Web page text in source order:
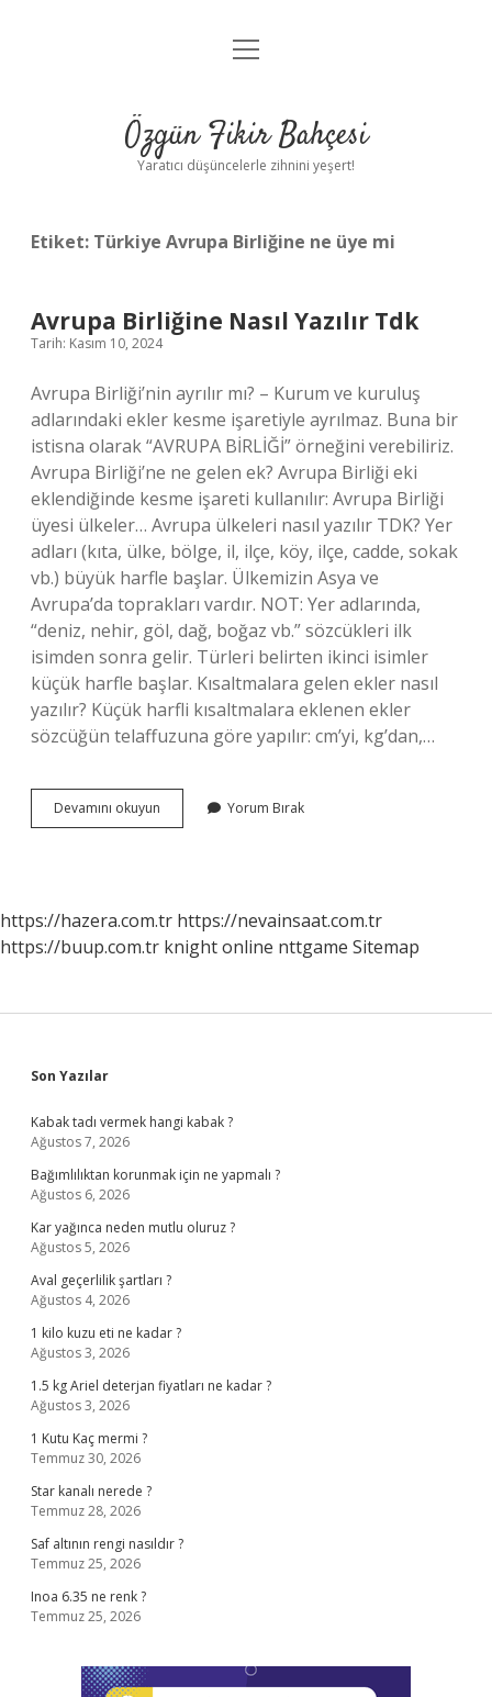
Anasayfa
Yasal Uyarı
menüyü
Özgün Fikir Bahçesi
Yaratıcı düşüncelerle zihnini yeşert!
Etiket: Türkiye Avrupa Birliğine ne üye mi
Avrupa Birliğine Nasıl Yazılır Tdk
Tarih: Kasım 10, 2024
Avrupa Birliği’nin ayrılır mı? – Kurum ve kuruluş
adlarındaki ekler kesme işaretiyle ayrılmaz. Buna bir
istisna olarak “AVRUPA BİRLİĞİ” örneğini verebiliriz.
Avrupa Birliği’ne ne gelen ek? Avrupa Birliği eki
eklendiğinde kesme işareti kullanılır: Avrupa Birliği
üyesi ülkeler… Avrupa ülkeleri nasıl yazılır TDK? Yer
adları (kıta, ülke, bölge, il, ilçe, köy, ilçe, cadde, sokak
vb.) büyük harfle başlar. Ülkemizin Asya ve
Avrupa’da toprakları vardır. NOT: Yer adlarında,
“deniz, nehir, göl, dağ, boğaz vb.” sözcükleri ilk
isimden sonra gelir. Türleri belirten ikinci isimler
küçük harfle başlar. Kısaltmalara gelen ekler nasıl
yazılır? Küçük harfli kısaltmalara eklenen ekler
sözcüğün telaffuzuna göre yapılır: cm’yi, kg’dan,…
Devamını okuyun
Birliğine
Yorum Bırak
https://hazera.com.tr https://nevainsaat.com.tr
https://buup.com.tr knight online nttgame Sitemap
Sidebar
Son Yazılar
Kabak tadı vermek hangi kabak ?
Ağustos 7, 2026
Bağımlılıktan korunmak için ne yapmalı ?
Ağustos 6, 2026
Kar yağınca neden mutlu oluruz ?
Ağustos 5, 2026
Aval geçerlilik şartları ?
Ağustos 4, 2026
1 kilo kuzu eti ne kadar ?
Ağustos 3, 2026
1.5 kg Ariel deterjan fiyatları ne kadar ?
Ağustos 3, 2026
1 Kutu Kaç mermi ?
Temmuz 30, 2026
Star kanalı nerede ?
Temmuz 28, 2026
Saf altının rengi nasıldır ?
Temmuz 25, 2026
Inoa 6.35 ne renk ?
Temmuz 25, 2026